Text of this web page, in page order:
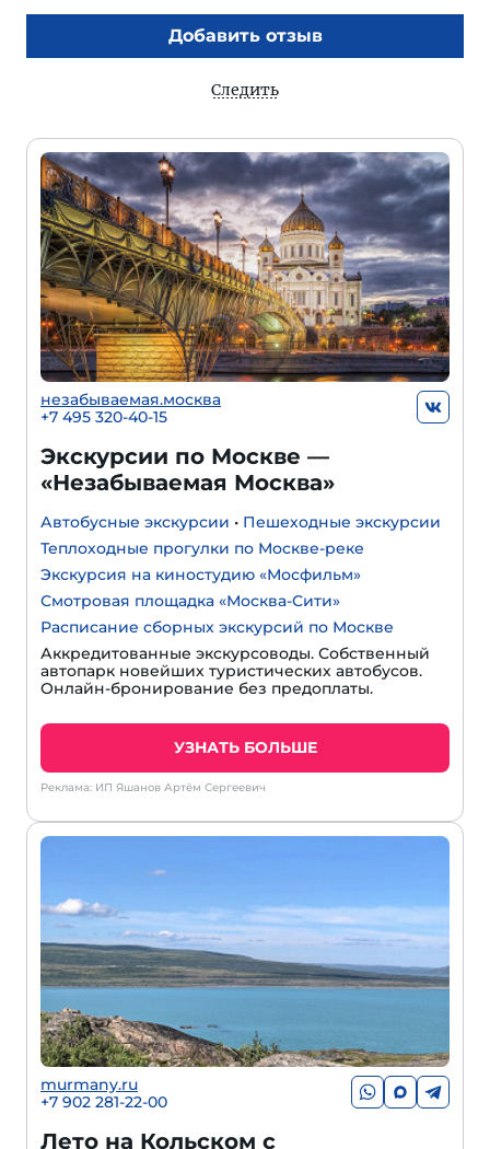
Добавить отзыв
Следить
незабываемая.москва
+7 495 320-40-15
Экскурсии по Москве —
«Незабываемая Москва»
Автобусные экскурсии • Пешеходные экскурсии
Теплоходные прогулки по Москве-реке
Экскурсия на киностудию «Мосфильм»
Смотровая площадка «Москва-Сити»
Расписание сборных экскурсий по Москве
Аккредитованные экскурсоводы. Собственный
автопарк новейших туристических автобусов.
Онлайн-бронирование без предоплаты.
УЗНАТЬ БОЛЬШЕ
Реклама: ИП Яшанов Артём Сергеевич
murmany.ru
+7 902 281-22-00
Лето на Кольском с